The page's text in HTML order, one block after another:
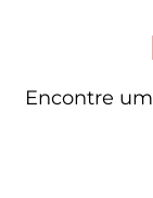
Encontre